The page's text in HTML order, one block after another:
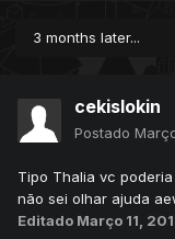
3 months later...
cekislokin
Postado
Tipo Thalia vc
não sei olhar ajuda
Editado Março 11,